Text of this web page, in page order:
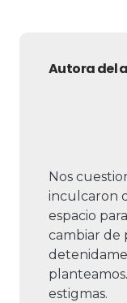
Autora del
Nos
inculcaron
espacio
cambiar de
estigmas.